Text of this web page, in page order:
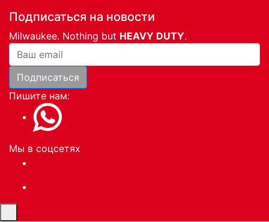
Подписаться на новости
Milwaukee. Nothing but HEAVY DUTY.
Ваша почта
Подписаться
Пишите нам:
Мы в соцсетях